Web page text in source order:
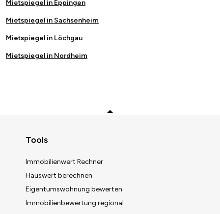
Mietspiegel in Eppingen
Mietspiegel in Sachsenheim
Mietspiegel in Löchgau
Mietspiegel in Nordheim
Immobilienwert berechnen
Tools
Immobilienwert Rechner
Hauswert berechnen
Eigentumswohnung bewerten
Immobilienbewertung regional